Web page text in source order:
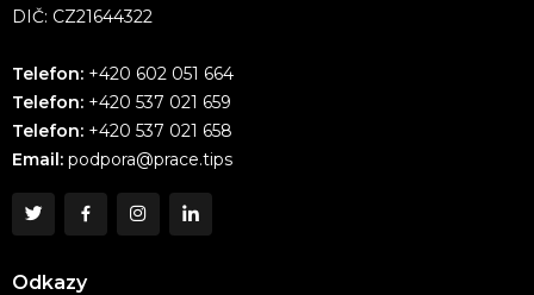
DIČ: CZ21644322
Telefon: +420 602 051 664
Telefon: +420 537 021 659
Telefon: +420 537 021 658
Email: podpora@prace.tips
Odkazy